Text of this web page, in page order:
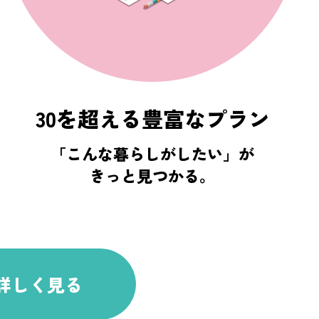
30を超える豊富なプラン
「こんな暮らしがしたい」が
きっと見つかる。
しく見る